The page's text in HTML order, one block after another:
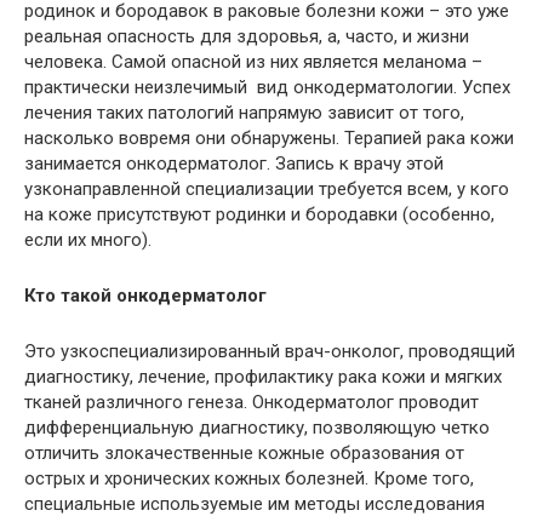
родинок и бородавок в раковые болезни кожи – это уже
реальная опасность для здоровья, а, часто, и жизни
человека. Самой опасной из них является меланома –
практически неизлечимый вид онкодерматологии. Успех
лечения таких патологий напрямую зависит от того,
насколько вовремя они обнаружены. Терапией рака кожи
занимается онкодерматолог. Запись к врачу этой
узконаправленной специализации требуется всем, у кого
на коже присутствуют родинки и бородавки (особенно,
если их много).
Кто такой онкодерматолог
Это узкоспециализированный врач-онколог, проводящий
диагностику, лечение, профилактику рака кожи и мягких
тканей различного генеза. Онкодерматолог проводит
дифференциальную диагностику, позволяющую четко
отличить злокачественные кожные образования от
острых и хронических кожных болезней. Кроме того,
специальные используемые им методы исследования